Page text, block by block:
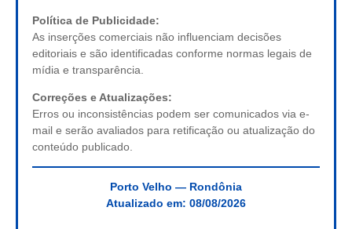
Política de Publicidade:
As inserções comerciais não influenciam decisões
editoriais e são identificadas conforme normas legais de
mídia e transparência.
Correções e Atualizações:
Erros ou inconsistências podem ser comunicados via e-
mail e serão avaliados para retificação ou atualização do
conteúdo publicado.
Porto Velho — Rondônia
Atualizado em: 08/08/2026